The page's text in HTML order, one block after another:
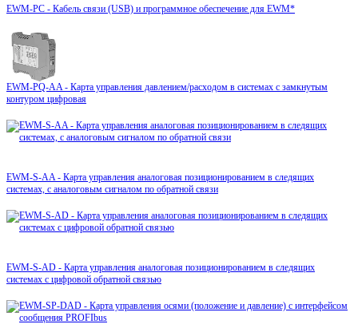
EWM-PC - Кабель связи (USB) и программное обеспечение для EWM*
EWM-PQ-AA - Карта управления давлением/расходом в системах с замкнутым
контуром цифровая
EWM-S-AA - Карта управления аналоговая позиционированием в следящих
системах, с аналоговым сигналом по обратной связи
EWM-S-AD - Карта управления аналоговая позиционированием в следящих
системах с цифровой обратной связью